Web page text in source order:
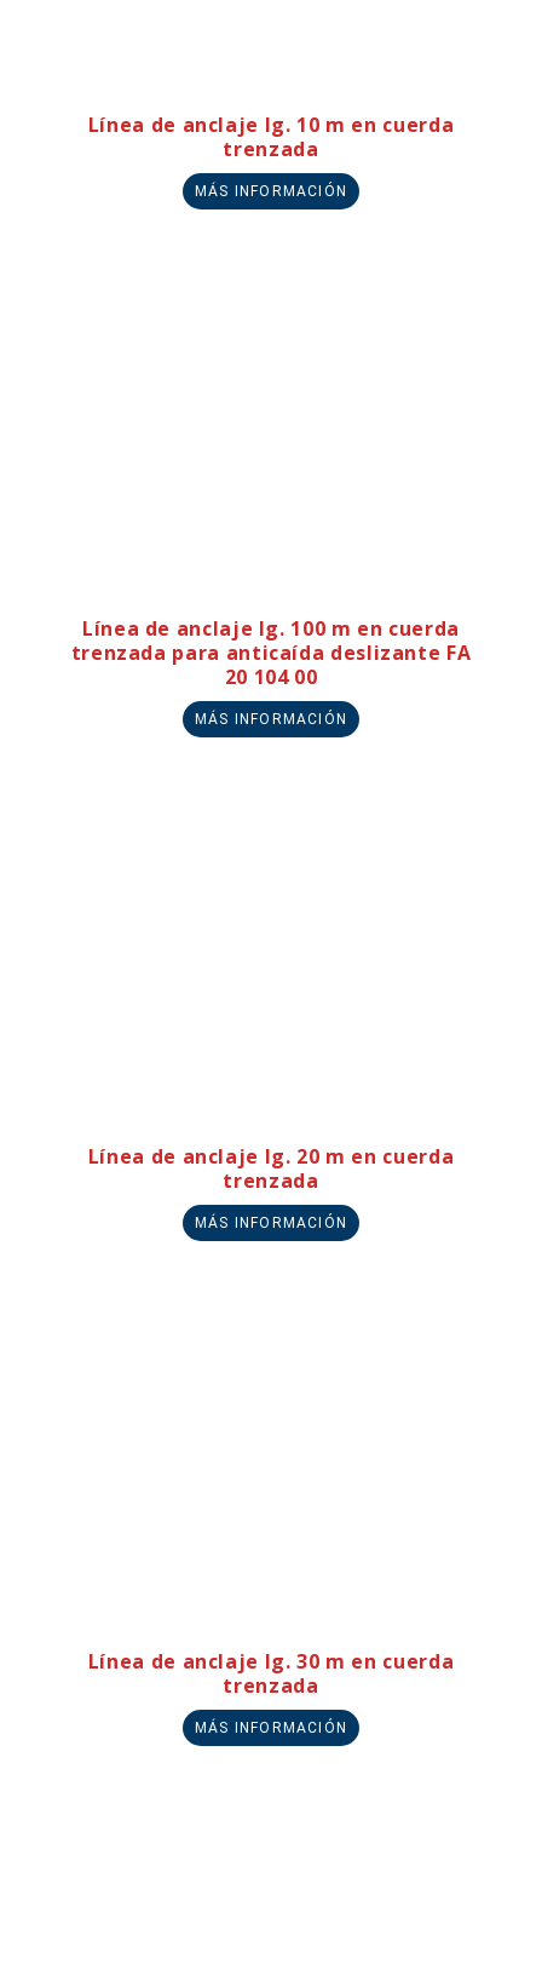
Línea de anclaje lg. 10 m en cuerda
trenzada
MÁS INFORMACIÓN
Línea de anclaje lg. 100 m en cuerda
trenzada para anticaída deslizante FA
20 104 00
MÁS INFORMACIÓN
Línea de anclaje lg. 20 m en cuerda
trenzada
MÁS INFORMACIÓN
Línea de anclaje lg. 30 m en cuerda
trenzada
MÁS INFORMACIÓN